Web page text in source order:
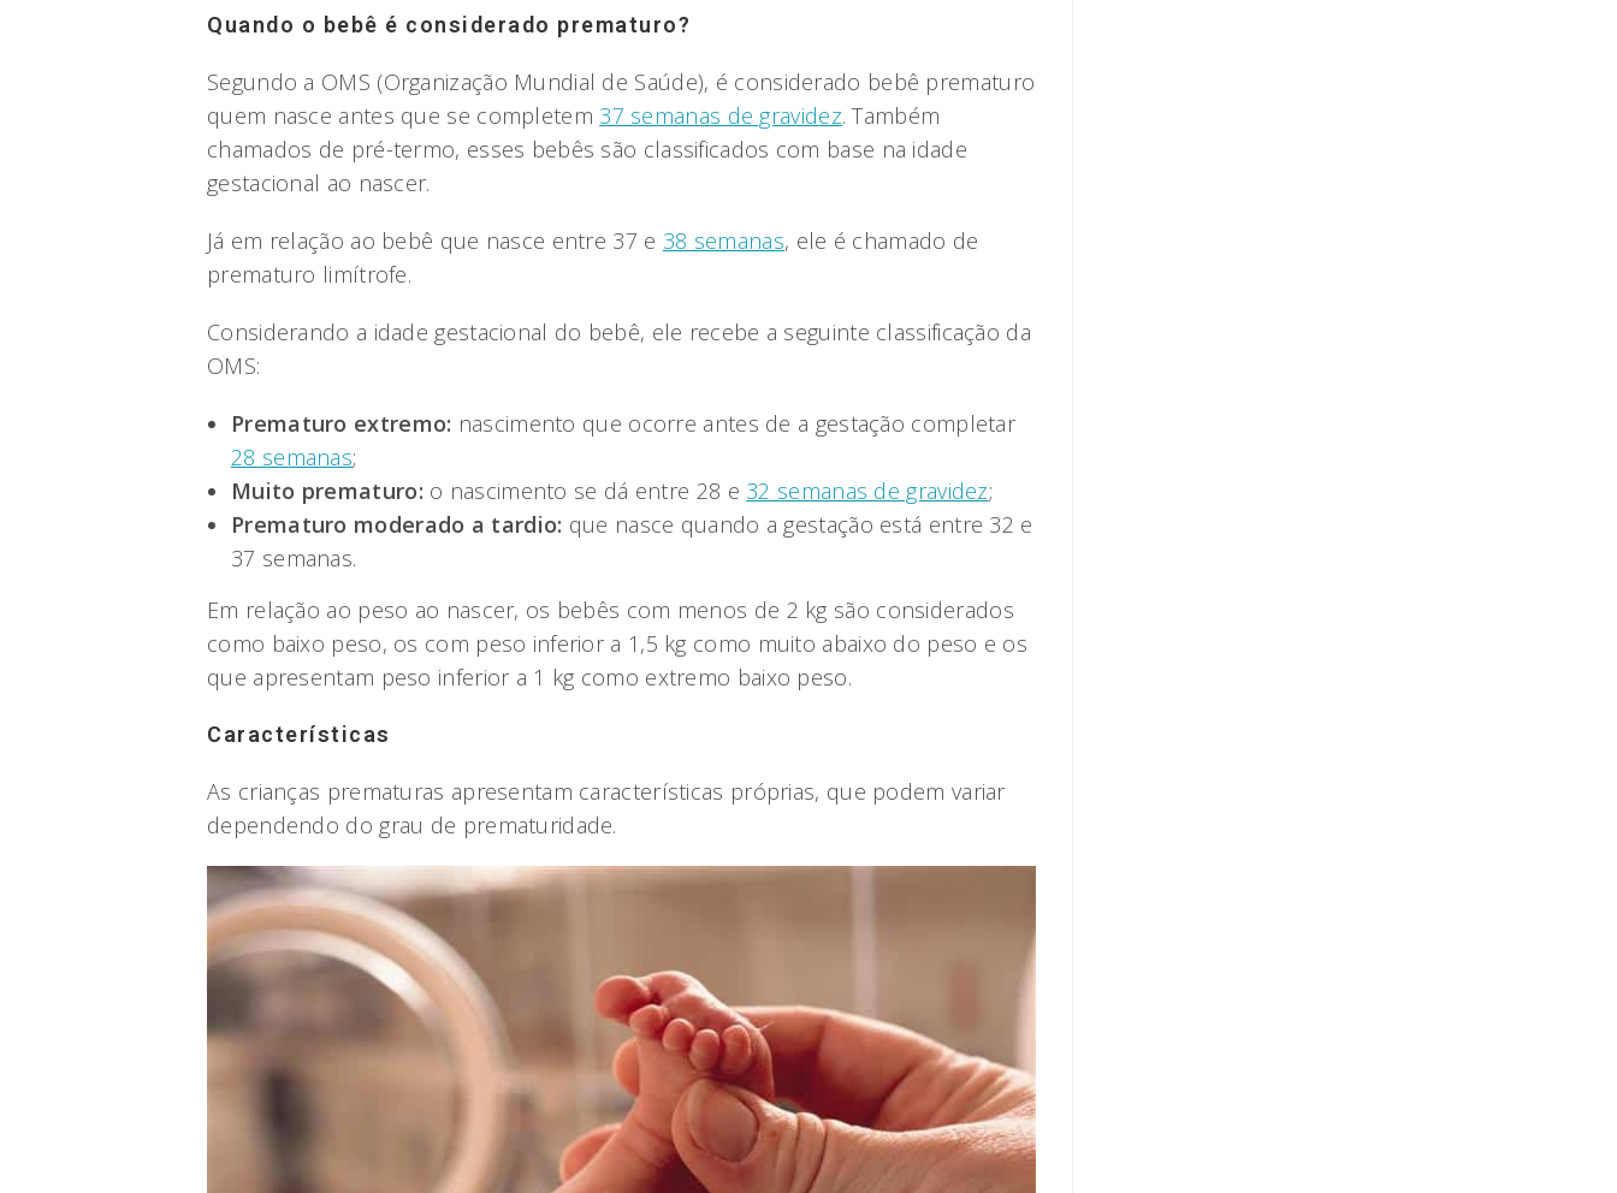
Quando o bebê é considerado prematuro?
Segundo a OMS (Organização Mundial de Saúde), é considerado bebê prematuro
quem nasce antes que se completem 37 semanas de gravidez. Também
chamados de pré-termo, esses bebês são classificados com base na idade
gestacional ao nascer.
Já em relação ao bebê que nasce entre 37 e 38 semanas, ele é chamado de
prematuro limítrofe.
Considerando a idade gestacional do bebê, ele recebe a seguinte classificação da
OMS:
Prematuro extremo: nascimento que ocorre antes de a gestação completar
28 semanas;
Muito prematuro: o nascimento se dá entre 28 e 32 semanas de gravidez;
Prematuro moderado a tardio: que nasce quando a gestação está entre 32 e
37 semanas.
Em relação ao peso ao nascer, os bebês com menos de 2 kg são considerados
como baixo peso, os com peso inferior a 1,5 kg como muito abaixo do peso e os
que apresentam peso inferior a 1 kg como extremo baixo peso.
Características
As crianças prematuras apresentam características próprias, que podem variar
dependendo do grau de prematuridade.